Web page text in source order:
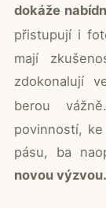
dokáže
přistupují i
mají
zdokonalují
berou
povinností,
pásu, ba
novou výzvou.